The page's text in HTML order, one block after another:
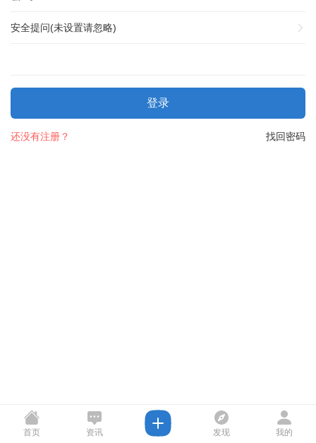
安全提问(未设置请忽略)
登录
找回密码
还没有注册？
首页 资讯 发现 我的